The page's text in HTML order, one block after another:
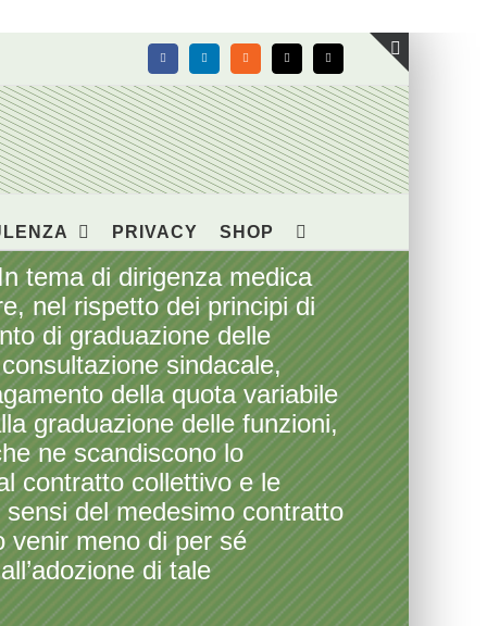
FacebookLinkedIn Rss X Email
PRIVACY SHOP
tema di dirigenza medica
nel rispetto dei principi di
di graduazione delle
sindacale,
della quota variabile
graduazione delle funzioni,
ne scandiscono lo
contratto collettivo e le
del medesimo contratto
venir meno di per sé
di tale
Toggle
area
barra
scorrevole